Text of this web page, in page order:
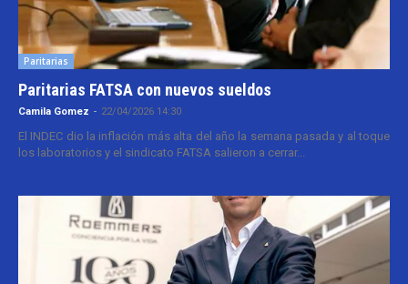
Paritarias
Paritarias FATSA con nuevos sueldos
Camila Gomez - 22/04/2026 14:30
El INDEC dio la inflación más alta del año la semana pasada y al toque
los laboratorios y el sindicato FATSA salieron a cerrar...